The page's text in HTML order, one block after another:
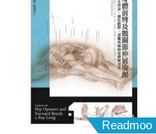
Readmoo